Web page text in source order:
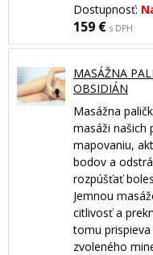
Dostupnosť:
159 € s DPH
MASÁŽNA
OBSIDIÁN
Masážna
masáži našich
mapovaniu,
bodov a
rozpúšťať
Jemnou
citlivosť a
tomu
zvoleného